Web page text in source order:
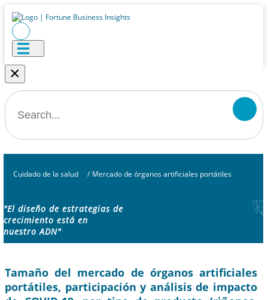
×
Cuidado de la salud / Mercado de órganos artificiales portátiles
"El diseño de estrategias de
crecimiento está en
nuestro ADN"
Tamaño del mercado de órganos artificiales
portátiles, participación y análisis de impacto